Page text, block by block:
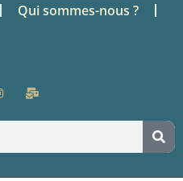
Qui sommes-nous ?